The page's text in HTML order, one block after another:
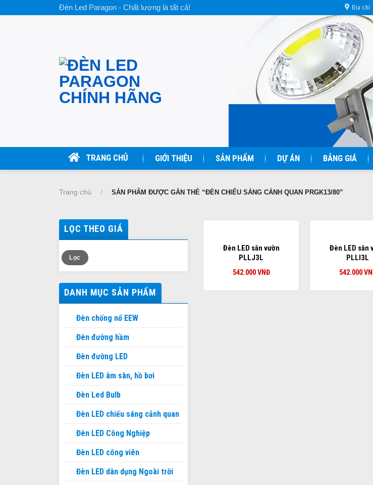
Đèn Led Paragon - Chất lượng là tất cả! Địa chỉ
TRANG CHỦ GIỚI THIỆU SẢN PHẨM DỰ ÁN BẢNG GIÁ
Trang chủ / SẢN PHẨM ĐƯỢC GẮN THẺ “ĐÈN CHIẾU SÁNG CẢNH QUAN PRGK13/80”
LỌC THEO GIÁ
Giá
thấp
nhất
Giá
cao
nhất
Lọc
DANH MỤC SẢN PHẨM
Đèn chống nổ EEW
Đèn đường hầm
Đèn đường LED
Đèn LED âm sàn, hồ bơi
Đèn Led Bulb
Đèn LED chiếu sáng cảnh quan
Đèn LED Công Nghiệp
Đèn LED công viên
Đèn LED dân dụng Ngoài trời
Đèn LED sân vườn
PLLJ3L
542.000VNĐ
Đèn LED sân
PLLI3L
542.000